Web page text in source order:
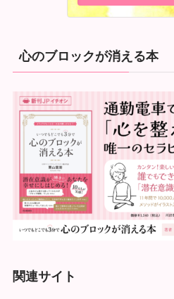
心のブロックが消える本
関連サイト